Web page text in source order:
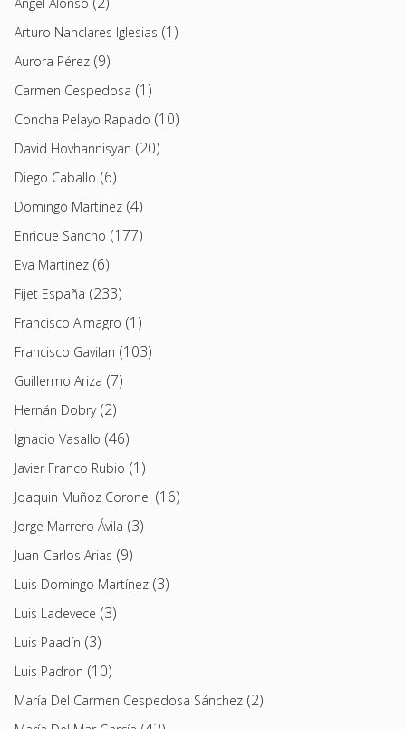
Arturo Nanclares Iglesias (1)
Aurora Pérez (9)
Carmen Cespedosa (1)
Concha Pelayo Rapado (10)
David Hovhannisyan (20)
Diego Caballo (6)
Domingo Martínez (4)
Enrique Sancho (177)
Eva Martinez (6)
Fijet España (233)
Francisco Almagro (1)
Francisco Gavilan (103)
Guillermo Ariza (7)
Hernán Dobry(2)
Ignacio Vasallo (46)
Javier Franco Rubio (1)
Joaquin Muñoz Coronel (16)
Jorge Marrero Ávila (3)
Juan-Carlos Arias (9)
Luis Domingo Martínez (3)
Luis Ladevece (3)
Luis Paadín (3)
Luis Padron (10)
María Del Carmen Cespedosa Sánchez (2)